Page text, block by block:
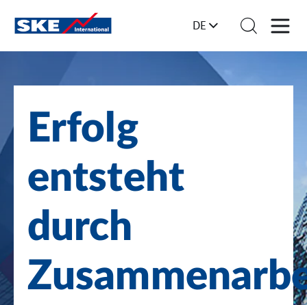
DE
Erfolg
entsteht
durch